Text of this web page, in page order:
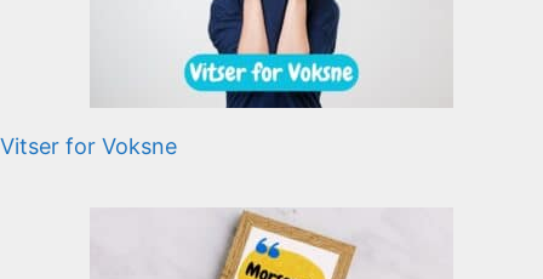
Vitser for Voksne